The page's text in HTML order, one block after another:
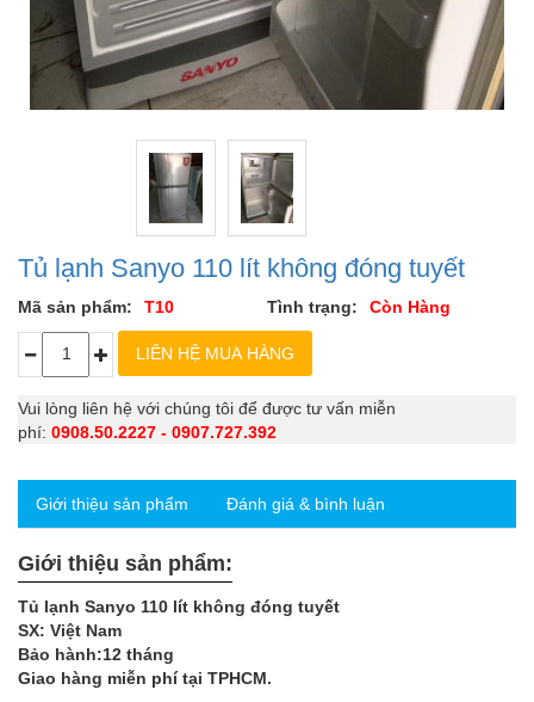
Tủ lạnh Sanyo 110 lít không đóng tuyết
Mã sản phẩm: T10 Tình trạng: Còn Hàng
Vui lòng liên hệ với chúng tôi để được tư vấn miễn
phí: 0908.50.2227 - 0907.727.392
Giới thiệu sản phẩm Đánh giá & bình luận
Giới thiệu sản phẩm:
Tủ lạnh Sanyo 110 lít không đóng tuyết
SX: Việt Nam
Bảo hành:12 tháng
Giao hàng miễn phí tại TPHCM.